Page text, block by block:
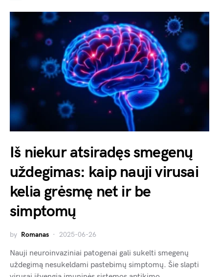
Iš niekur atsiradęs smegenų
uždegimas: kaip nauji virusai
kelia grėsmę net ir be
simptomų
by Romanas 2025-06-26
Nauji neuroinvaziniai patogenai gali sukelti smegenų
uždegimą nesukeldami pastebimų simptomų. Šie slapti